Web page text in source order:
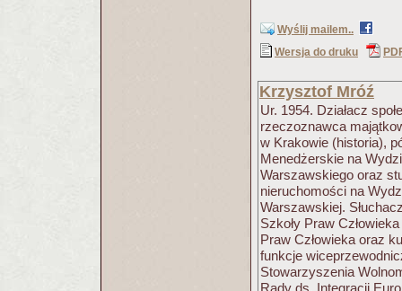
Wyślij mailem..
Wersja do druku
Krzysztof Mróź
Ur. 1954. Działacz
rzeczoznawca
w Krakowie (historia),
Menedżerskie na
Warszawskiego oraz
nieruchomości na
Warszawskiej.
Szkoły Praw
Praw Człowieka oraz
funkcje
Stowarzyszenia
Rady ds. Integracji